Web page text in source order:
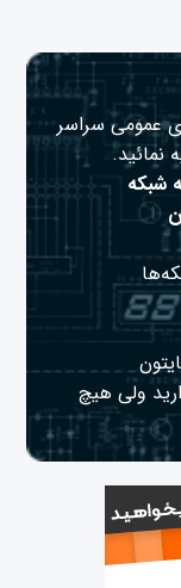
عمومی سراسر
نمائید.
شبکه
ولی هیچ